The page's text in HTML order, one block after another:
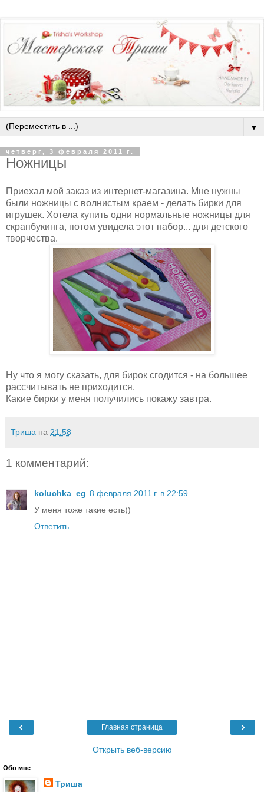
▼
четверг, 3 февраля 2011 г.
Ножницы
Приехал мой заказ из интернет-магазина. Мне нужны
были ножницы с волнистым краем - делать бирки для
игрушек. Хотела купить одни нормальные ножницы для
скрапбукинга, потом увидела этот набор... для детского
творчества.
Ну что я могу сказать, для бирок сгодится - на большее
рассчитывать не приходится.
Какие бирки у меня получились покажу завтра.
Триша на 21:58
1 комментарий:
koluchka_eg 8 февраля 2011 г. в 22:59
У меня тоже такие есть))
Ответить
‹ ›
Главная страница
Открыть веб-версию
Обо мне
Триша